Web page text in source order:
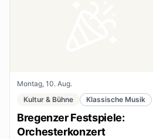
Montag, 10. Aug.
Kultur & Bühne
Klassische Musik
Bregenzer Festspiele:
Orchesterkonzert